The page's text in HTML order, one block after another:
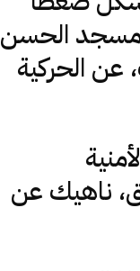
مسجد الحسن
عن الحركية
ناهيك عن